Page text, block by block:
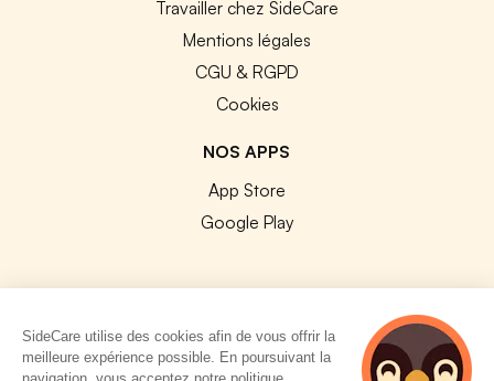
Travailler chez SideCare
Mentions légales
CGU & RGPD
Cookies
NOS APPS
App Store
Google Play
© 2026 SideCare. Tous droits réservés.
SideCare utilise des cookies afin de vous offrir la
meilleure expérience possible. En poursuivant la
navigation, vous acceptez notre politique.